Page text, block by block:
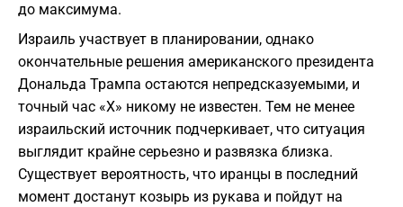
до максимума.
Израиль участвует в планировании, однако
окончательные решения американского президента
Дональда Трампа остаются непредсказуемыми, и
точный час «Х» никому не известен. Тем не менее
израильский источник подчеркивает, что ситуация
выглядит крайне серьезно и развязка близка.
Существует вероятность, что иранцы в последний
момент достанут козырь из рукава и пойдут на